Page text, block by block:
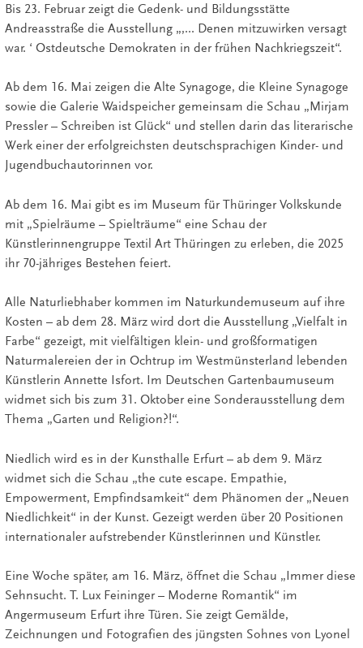
Bis 23. Februar zeigt die Gedenk- und Bildungsstätte
Andreasstraße die Ausstellung „‚... Denen mitzuwirken versagt
war. ‘ Ostdeutsche Demokraten in der frühen Nachkriegszeit“.
Ab dem 16. Mai zeigen die Alte Synagoge, die Kleine Synagoge
sowie die Galerie Waidspeicher gemeinsam die Schau „Mirjam
Pressler – Schreiben ist Glück“ und stellen darin das literarische
Werk einer der erfolgreichsten deutschsprachigen Kinder- und
Jugendbuchautorinnen vor.
Ab dem 16. Mai gibt es im Museum für Thüringer Volkskunde
mit „Spielräume – Spielträume“ eine Schau der
Künstlerinnengruppe Textil Art Thüringen zu erleben, die 2025
ihr 70-jähriges Bestehen feiert.
Alle Naturliebhaber kommen im Naturkundemuseum auf ihre
Kosten – ab dem 28. März wird dort die Ausstellung „Vielfalt in
Farbe“ gezeigt, mit vielfältigen klein- und großformatigen
Naturmalereien der in Ochtrup im Westmünsterland lebenden
Künstlerin Annette Isfort. Im Deutschen Gartenbaumuseum
widmet sich bis zum 31. Oktober eine Sonderausstellung dem
Thema „Garten und Religion?!“.
Niedlich wird es in der Kunsthalle Erfurt – ab dem 9. März
widmet sich die Schau „the cute escape. Empathie,
Empowerment, Empfindsamkeit“ dem Phänomen der „Neuen
Niedlichkeit“ in der Kunst. Gezeigt werden über 20 Positionen
internationaler aufstrebender Künstlerinnen und Künstler.
Eine Woche später, am 16. März, öffnet die Schau „Immer diese
Sehnsucht. T. Lux Feininger – Moderne Romantik“ im
Angermuseum Erfurt ihre Türen. Sie zeigt Gemälde,
Zeichnungen und Fotografien des jüngsten Sohnes von Lyonel